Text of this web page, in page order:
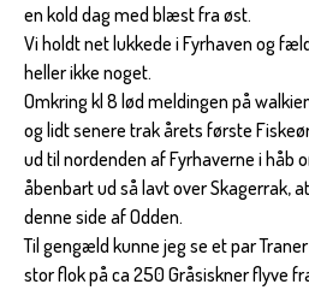
en kold dag med blæst fra øst.
Vi holdt net lukkede i Fyrhaven og
heller ikke noget.
Omkring kl 8 lød meldingen på
og lidt senere trak årets første
ud til nordenden af Fyrhaverne i håb
åbenbart ud så lavt over Skagerrak,
denne side af Odden.
Til gengæld kunne jeg se et par
stor flok på ca 250 Gråsiskner flyve